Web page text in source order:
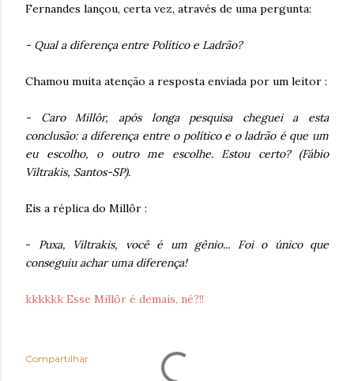
Fernandes lançou, certa vez, através de uma pergunta:
- Qual a diferença entre Político e Ladrão?
Chamou muita atenção a resposta enviada por um leitor :
- Caro Millôr, após longa pesquisa cheguei a esta
conclusão: a diferença entre o político e o ladrão é que um
eu escolho, o outro me escolhe. Estou certo? (Fábio
Viltrakis, Santos-SP).
Eis a réplica do Millôr :
- Puxa, Viltrakis, você é um gênio... Foi o único que
conseguiu achar uma diferença!
kkkkkk Esse Millôr é demais, né?!!
Compartilhar